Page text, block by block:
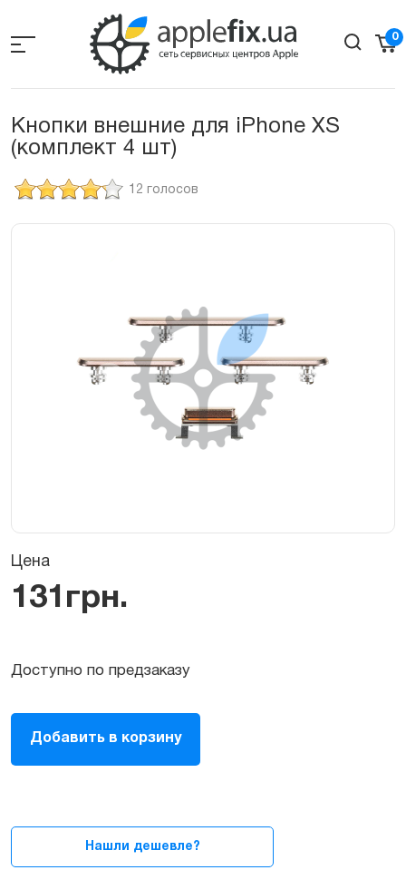
the
0
Кнопки внешние для iPhone XS
(комплект 4 шт)
12 голосов
Цена
131 грн.
Доступно по предзаказу
Кнопки
внешние
для
шт)
Добавить в корзину
Нашли дешевле?